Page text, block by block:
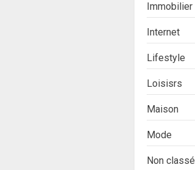
Immobilier
Internet
Lifestyle
Loisisrs
Maison
Mode
Non classé